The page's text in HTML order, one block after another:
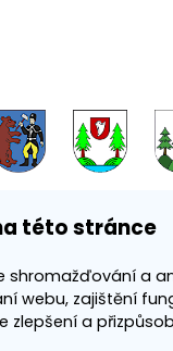
této stránce
shromažďování a
webu, zajištění
zlepšení a